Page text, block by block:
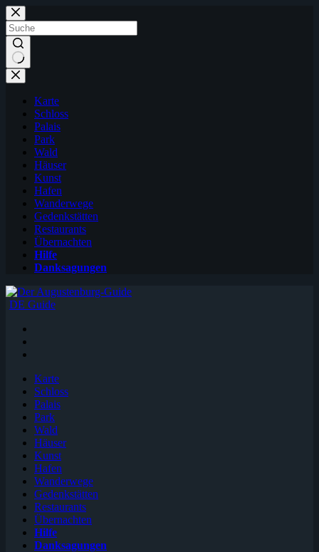
Zum
Inhalt
springen
Karte
Schloss
Palais
Park
Wald
Häuser
Kunst
Hafen
Wanderwege
Gedenkstätten
Restaurants
Übernachten
Hilfe
Danksagungen
DE Guide
Karte
Schloss
Palais
Park
Wald
Häuser
Kunst
Hafen
Wanderwege
Gedenkstätten
Restaurants
Übernachten
Hilfe
Danksagungen